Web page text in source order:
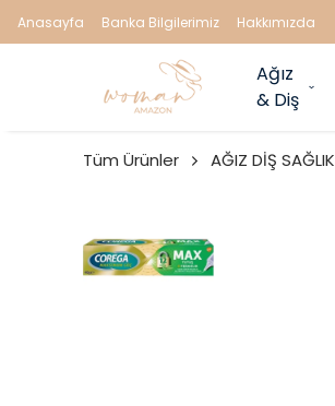
Anasayfa Banka Bilgilerimiz Hakkımızda
Ağız
& Diş
Tüm Ürünler AĞIZ DİŞ SAĞLIK